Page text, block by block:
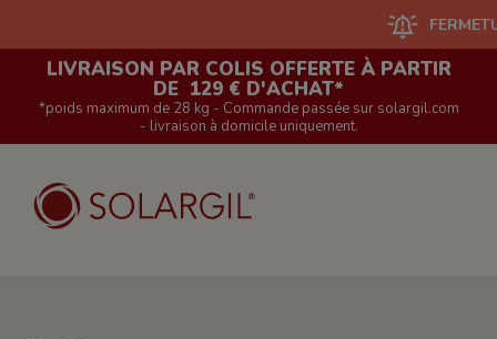
FERMETURE
LIVRAISON PAR COLIS OFFERTE À PARTIR
DE 129 € D'ACHAT*
*poids maximum de 28 kg - Commande passée sur solargil.com
- livraison à domicile uniquement.